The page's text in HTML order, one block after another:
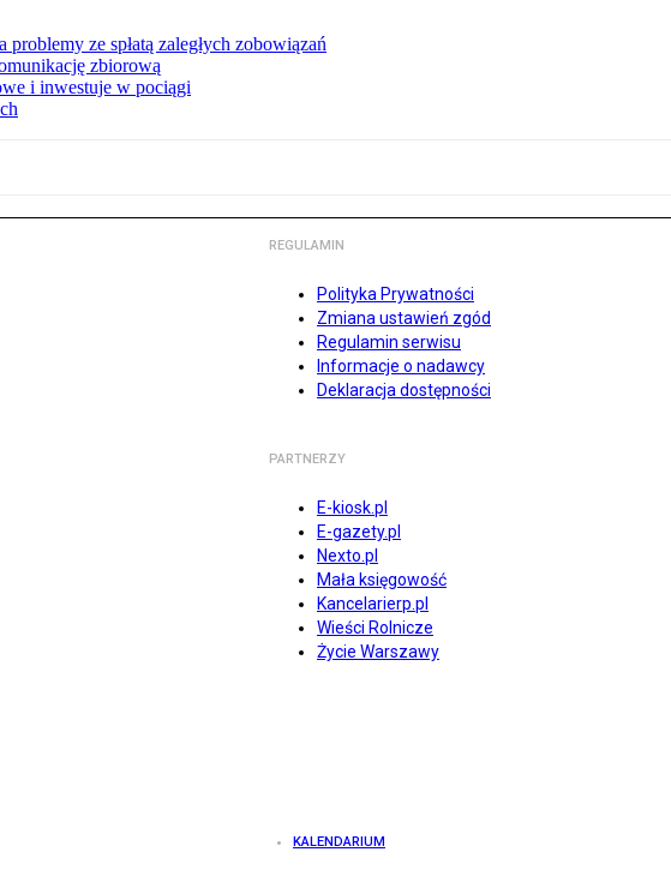
ze spłatą zaległych zobowiązań
zbiorową
i inwestuje w pociągi
REGULAMIN
Polityka Prywatności
Zmiana ustawień zgód
Regulamin serwisu
Informacje o nadawcy
Deklaracja dostępności
PARTNERZY
E-kiosk.pl
E-gazety.pl
Nexto.pl
Mała księgowość
Kancelarierp.pl
Wieści Rolnicze
Życie Warszawy
KALENDARIUM